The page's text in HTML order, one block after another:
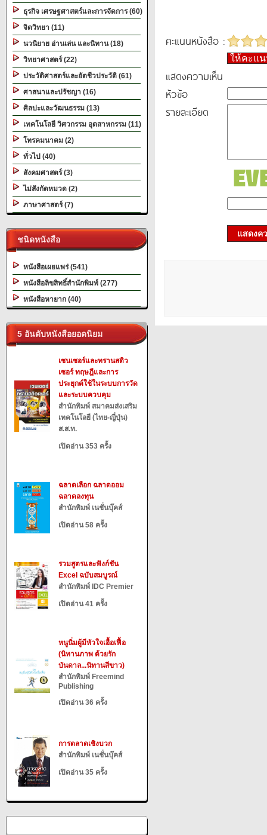
ธุรกิจ เศรษฐศาสตร์และการจัดการ (60)
จิตวิทยา (11)
นวนิยาย อ่านเล่น และนิทาน (18)
วิทยาศาสตร์ (22)
ประวัติศาสตร์และอัตชีวประวัติ (61)
ศาสนาและปรัชญา (16)
ศิลปะและวัฒนธรรม (13)
เทคโนโลยี วิศวกรรม อุตสาหกรรม (11)
โทรคมนาคม (2)
ทั่วไป (40)
สังคมศาสตร์ (3)
ไม่สังกัดหมวด (2)
ภาษาศาสตร์ (7)
ชนิดหนังสือ
หนังสือเผยแพร่ (541)
หนังสือลิขสิทธิ์สำนักพิมพ์ (277)
หนังสือหายาก (40)
5 อันดับหนังสือยอดนิยม
เซนเซอร์และทรานสดิว
เซอร์ ทฤษฎีและการ
ประยุกต์ใช้ในระบบการวัด
และระบบควบคุม
สำนักพิมพ์ สมาคมส่งเสริม
เทคโนโลยี (ไทย-ญี่ปุ่น)
ส.ส.ท.
เปิดอ่าน 353 ครั้ง
ฉลาดเลือก ฉลาดออม
ฉลาดลงทุน
สำนักพิมพ์ เนชั่นบุ๊คส์
เปิดอ่าน 58 ครั้ง
รวมสูตรและฟังก์ชัน
Excel ฉบับสมบูรณ์
สำนักพิมพ์ IDC Premier
เปิดอ่าน 41 ครั้ง
หนูนิ่มผู้มีหัวใจเอื้อเฟื้อ
(นิทานภาพ ด้วยรัก
บันดาล...นิทานสีขาว)
สำนักพิมพ์ Freemind
Publishing
เปิดอ่าน 36 ครั้ง
การตลาดเชิงบวก
สำนักพิมพ์ เนชั่นบุ๊คส์
เปิดอ่าน 35 ครั้ง
คะแนนหนังสือ :
ให้คะแ
แสดงความเห็น
หัวข้อ
รายละเอียด
แสดงค